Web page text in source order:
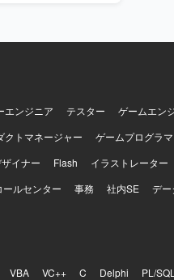
エンジニア テスター ゲームエン
クトマネージャー ゲームプログラマ
イナー Flash イラストレーター
ールセンター 事務 社内SE デー
VBA VC++ C Delphi PL/SQL